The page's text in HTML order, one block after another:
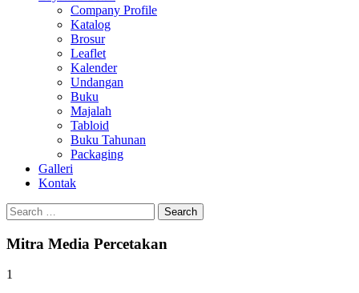
Company Profile
Katalog
Brosur
Leaflet
Kalender
Undangan
Buku
Majalah
Tabloid
Buku Tahunan
Packaging
Galleri
Kontak
Search
for:
Mitra Media Percetakan
1